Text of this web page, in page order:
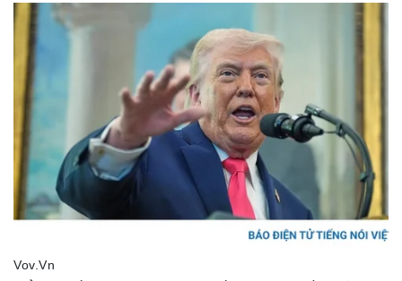
Kinh tế
Thị trường
Giá vàng
Tiêu dùng
Tỷ giá
Chứng khoán
Giá cà phê